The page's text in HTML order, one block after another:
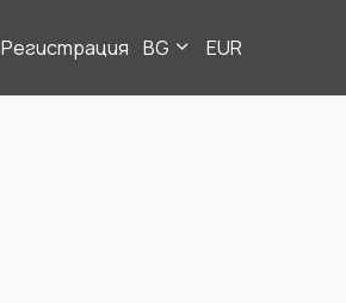
Регистрация BG EUR